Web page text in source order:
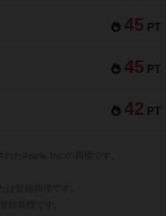
45 PT
45 PT
42 PT